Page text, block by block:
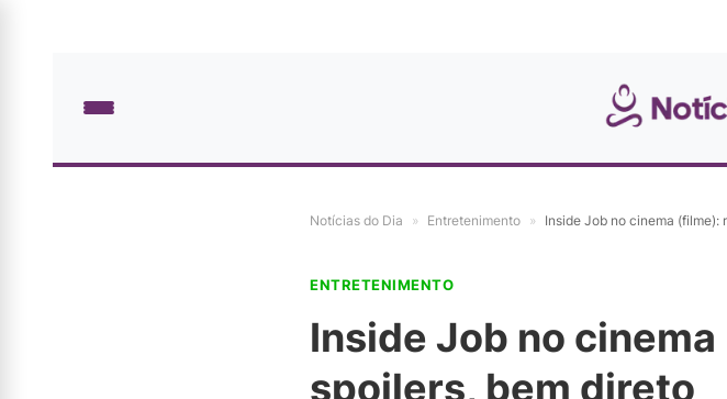
Notícias do Dia » Entretenimento » Inside Job no cinema (filme):
ENTRETENIMENTO
Inside Job no
spoilers, bem direto